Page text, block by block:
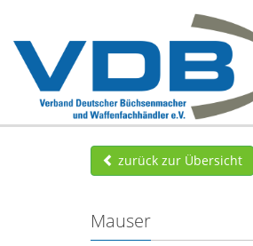
zurück zur Übersicht
Mauser